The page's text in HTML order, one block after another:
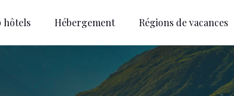
hôtels Hébergement Régions de vacances